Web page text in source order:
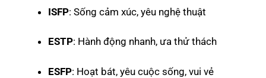
ISFP: Sống cảm xúc, yêu nghệ thuật
ESTP: Hành động nhanh, ưa thử thách
ESFP: Hoạt bát, yêu cuộc sống, vui vẻ